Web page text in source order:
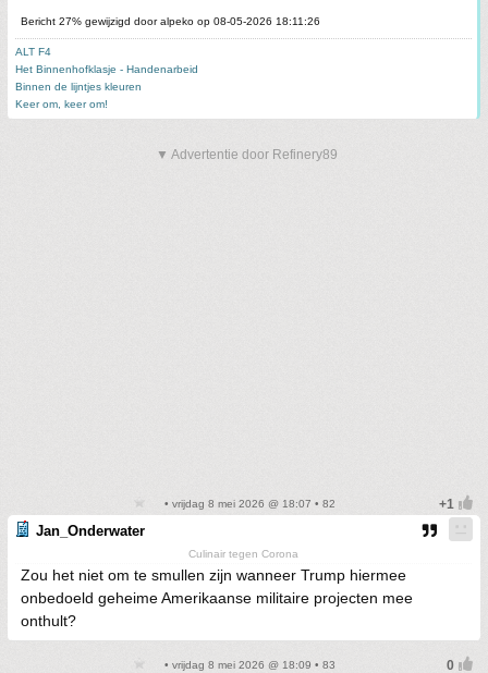
Bericht 27% gewijzigd door alpeko op 08-05-2026 18:11:26
ALT F4
Het Binnenhofklasje - Handenarbeid
Binnen de lijntjes kleuren
Keer om, keer om!
▼ Advertentie door Refinery89
• vrijdag 8 mei 2026 @ 18:07 • 82
Jan_Onderwater
Culinair tegen Corona
Zou het niet om te smullen zijn wanneer Trump hiermee
onbedoeld geheime Amerikaanse militaire projecten mee
onthult?
• vrijdag 8 mei 2026 @ 18:09 • 83